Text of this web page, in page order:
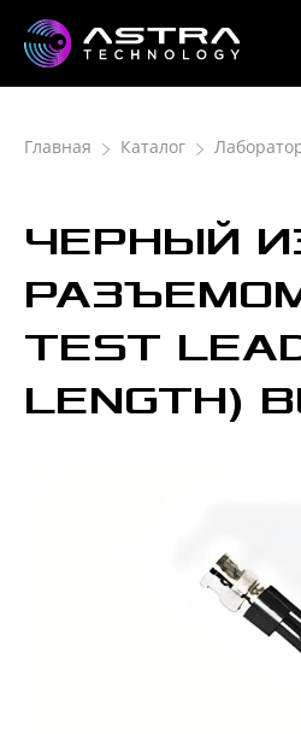
Главная Каталог
ЧЕРНЫЙ
РАЗЪЕМОМ
TEST
LENGTH)